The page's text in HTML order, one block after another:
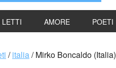
LETTI AMORE POETI
/ italia/Mirko Boncaldo (Italia)